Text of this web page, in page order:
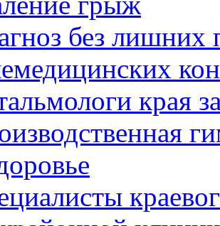
без лишних
края